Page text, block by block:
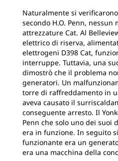
Naturalmente si
secondo H.O. Penn,
attrezzature Cat. Al
elettrico di riserva,
elettrogeni D398 Cat,
interruppe. Tuttavia, una
dimostrò che il problema
generatori. Un
torre di raffreddamento in
aveva causato il
conseguente arresto. Il
Penn che solo uno dei suoi
era in funzione. In seguito
funzionante era un
era una macchina della